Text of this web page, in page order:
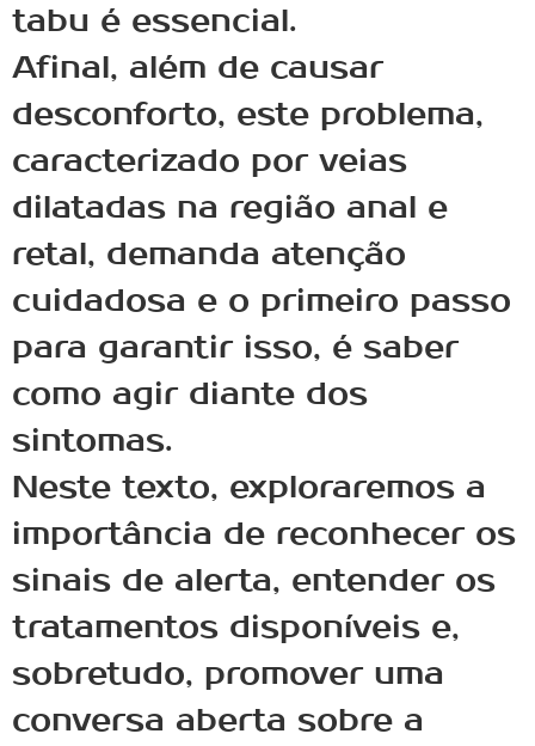
tabu é essencial.
Afinal, além de causar
desconforto, este problema,
caracterizado por veias
dilatadas na região anal e
retal, demanda atenção
cuidadosa e o primeiro passo
para garantir isso, é saber
como agir diante dos
sintomas.
Neste texto, exploraremos a
importância de reconhecer os
sinais de alerta, entender os
tratamentos disponíveis e,
sobretudo, promover uma
conversa aberta sobre a